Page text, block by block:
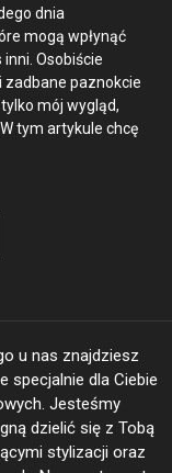
dnia
mogą wpłynąć
Osobiście
zadbane paznokcie
mój wygląd,
tym artykule chcę
u nas znajdziesz
specjalnie dla Ciebie
Jesteśmy
dzielić się z Tobą
stylizacji oraz